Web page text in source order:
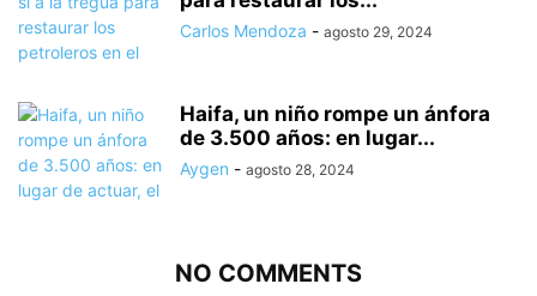
Carlos Mendoza - agosto 29, 2024
Haifa, un niño rompe un ánfora
de 3.500 años: en lugar...
Aygen - agosto 28, 2024
NO COMMENTS